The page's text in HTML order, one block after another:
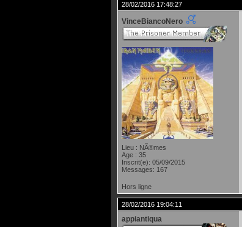
28/02/2016 17:48:27
VinceBiancoNero
Lieu : NÃ®mes
Age : 35
Inscrit(e): 05/09/2015
Messages: 167
Hors ligne
28/02/2016 19:04:11
appiantiqua